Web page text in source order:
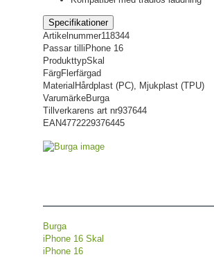
Specifikationer
Artikelnummer118344
Passar till iPhone 16
ProdukttypSkal
FärgFlerfärgad
Material Hårdplast (PC), Mjukplast (TPU)
VarumärkeBurga
Tillverkarens art nr937644
EAN4772229376445
Burga
iPhone 16 Skal
iPhone 16